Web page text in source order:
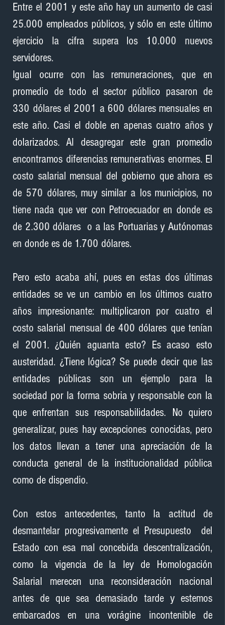
Entre el 2001 y este año hay un aumento de casi
25.000 empleados públicos, y sólo en este último
ejercicio la cifra supera los 10.000 nuevos
servidores.
Igual ocurre con las remuneraciones, que en
promedio de todo el sector público pasaron de
330 dólares el 2001 a 600 dólares mensuales en
este año. Casi el doble en apenas cuatro años y
dolarizados. Al desagregar este gran promedio
encontramos diferencias remunerativas enormes. El
costo salarial mensual del gobierno que ahora es
de 570 dólares, muy similar a los municipios, no
tiene nada que ver con Petroecuador en donde es
de 2.300 dólares  o a las Portuarias y Autónomas
en donde es de 1.700 dólares.
Pero esto acaba ahí, pues en estas dos últimas
entidades se ve un cambio en los últimos cuatro
años impresionante: multiplicaron por cuatro el
costo salarial mensual de 400 dólares que tenían
el 2001. ¿Quién aguanta esto? Es acaso esto
austeridad. ¿Tiene lógica? Se puede decir que las
entidades públicas son un ejemplo para la
sociedad por la forma sobria y responsable con la
que enfrentan sus responsabilidades. No quiero
generalizar, pues hay excepciones conocidas, pero
los datos llevan a tener una apreciación de la
conducta general de la institucionalidad pública
como de dispendio.
Con estos antecedentes, tanto la actitud de
desmantelar progresivamente el Presupuesto  del
Estado con esa mal concebida descentralización,
como la vigencia de la ley de Homologación
Salarial merecen una reconsideración nacional
antes de que sea demasiado tarde y estemos
embarcados en una vorágine incontenible de